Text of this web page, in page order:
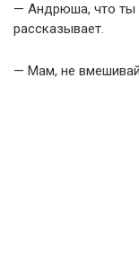
— Андрюша, что ты
рассказывает.
— Мам, не